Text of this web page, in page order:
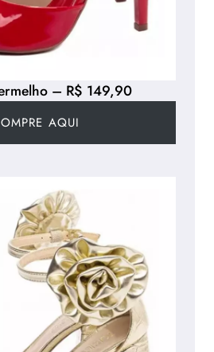
– R$ 149,90
AQUI